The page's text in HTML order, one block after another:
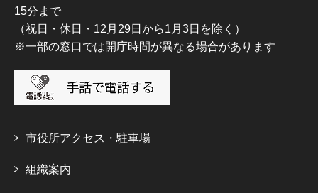
15分まで
（祝日・休日・12月29日から1月3日を除く）
※一部の窓口では開庁時間が異なる場合があります
市役所アクセス・駐車場
組織案内